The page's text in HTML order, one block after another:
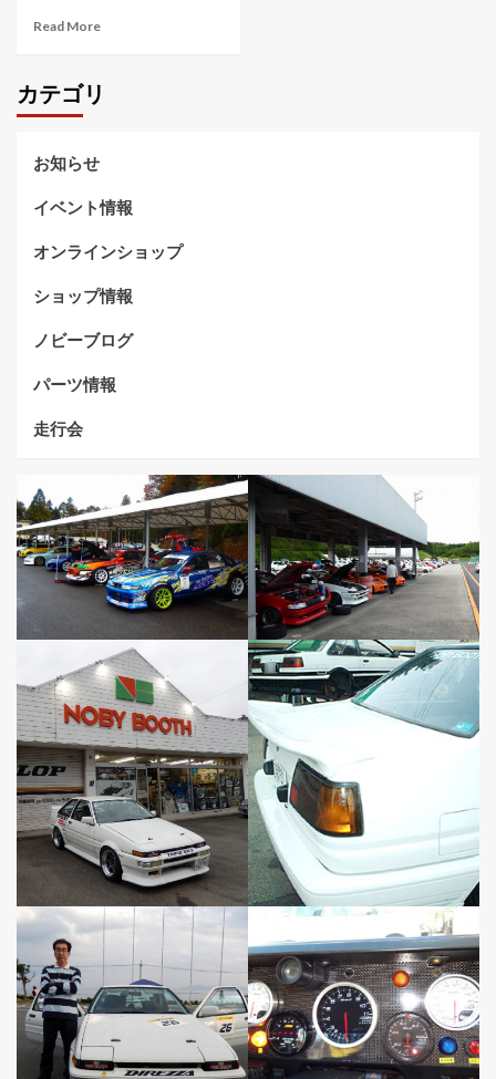
Read More
カテゴリ
お知らせ
イベント情報
オンラインショップ
ショップ情報
ノビーブログ
パーツ情報
走行会